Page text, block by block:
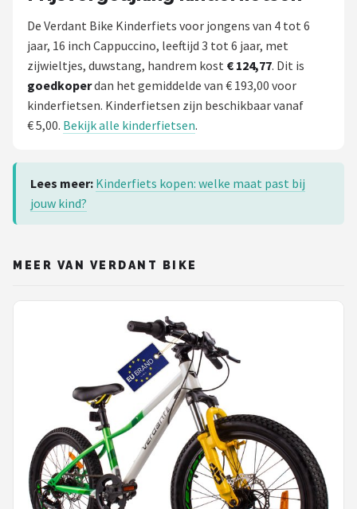
De Verdant Bike Kinderfiets voor jongens van 4 tot 6
jaar, 16 inch Cappuccino, leeftijd 3 tot 6 jaar, met
zijwieltjes, duwstang, handrem kost € 124,77. Dit is
goedkoperdan het gemiddelde van € 193,00 voor
kinderfietsen. Kinderfietsen zijn beschikbaar vanaf
€ 5,00. Bekijk alle kinderfietsen.
Lees meer: Kinderfiets kopen: welke maat past bij
jouw kind?
MEER VAN VERDANT BIKE